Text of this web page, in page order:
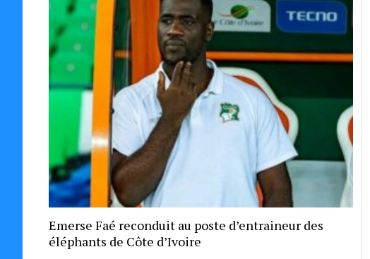
Emerse Faé reconduit au poste d’entraineur des
éléphants de Côte d’Ivoire